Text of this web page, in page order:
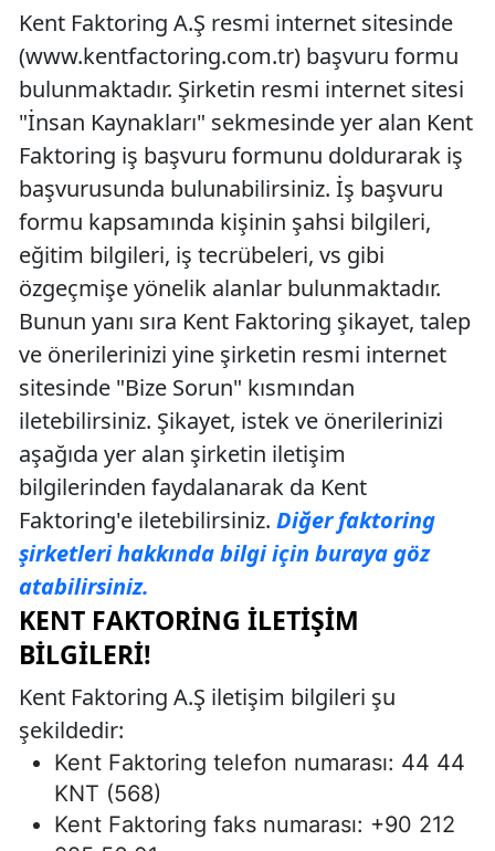
Kent Faktoring A.Ş resmi internet sitesinde
(www.kentfactoring.com.tr) başvuru formu
bulunmaktadır. Şirketin resmi internet sitesi
"İnsan Kaynakları" sekmesinde yer alan Kent
Faktoring iş başvuru formunu doldurarak iş
başvurusunda bulunabilirsiniz. İş başvuru
formu kapsamında kişinin şahsi bilgileri,
eğitim bilgileri, iş tecrübeleri, vs gibi
özgeçmişe yönelik alanlar bulunmaktadır.
Bunun yanı sıra Kent Faktoring şikayet, talep
ve önerilerinizi yine şirketin resmi internet
sitesinde "Bize Sorun" kısmından
iletebilirsiniz. Şikayet, istek ve önerilerinizi
aşağıda yer alan şirketin iletişim
bilgilerinden faydalanarak da Kent
Faktoring'e iletebilirsiniz. Diğer faktoring
şirketleri hakkında bilgi için buraya göz
atabilirsiniz.
KENT FAKTORING İLETIŞIM
BILGILERI!
Kent Faktoring A.Ş iletişim bilgileri şu
şekildedir:
Kent Faktoring telefon numarası: 44 44
KNT (568)
Kent Faktoring faks numarası: +90 212